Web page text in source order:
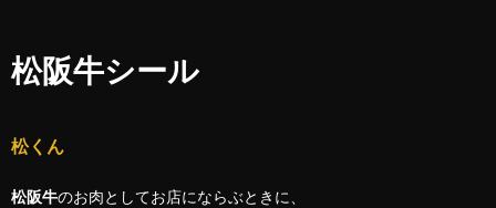
松阪牛シール
松くん
松阪牛のお肉としてお店にならぶときに、